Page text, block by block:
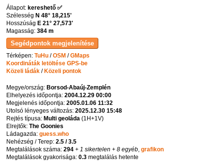
Állapot:kereshető ✅
SzélességN 48° 18,215'
HosszúságE 21° 27,573'
Magasság:384 m
Térképen:TuHu /OSM /GMaps
Koordináták letöltése GPS-be
Közeli ládák / Közeli pontok
Megye/ország: Borsod-Abaúj-Zemplén
Elhelyezés időpontja:2004.12.29 00:00
Megjelenés időpontja:2005.01.06 11:32
Utolsó lényeges változás:2025.12.30 15:48
Rejtés típusa: Multi geoláda (1H+1V)
Elrejtők:The Goonies
Ládagazda:guess.who
Nehézség / Terep:2.5 / 3.5
Megtalálások száma:294 + 1 sikertelen + 8 egyéb,grafikon
Megtalálások gyakorisága:0.3 megtalálás hetente